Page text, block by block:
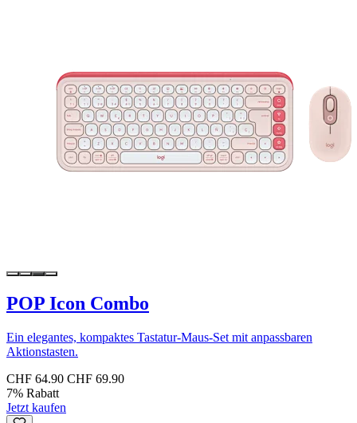
POP Icon Combo
Ein elegantes, kompaktes Tastatur-Maus-Set mit anpassbaren
Aktionstasten.
CHF 64.90 CHF 69.90
7% Rabatt
Jetzt kaufen